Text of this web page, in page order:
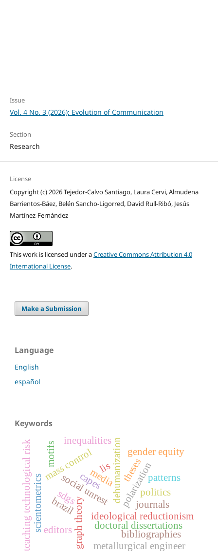
Issue
Vol. 4 No. 3 (2026): Evolution of Communication
Section
Research
License
Copyright (c) 2026 Tejedor-Calvo Santiago, Laura Cervi, Almudena
Barrientos-Báez, Belén Sancho-Ligorred, David Rull-Ribó, Jesús
Martínez-Fernández
This work is licensed under aCreative Commons Attribution 4.0
International License.
Make a Submission
Language
English
español
Keywords
polarization
social unrestdehumanization
ideological reductionism
mass control
politics
media
capes
graph theory
motifs
scientometrics doctoral dissertations
theses patterns
brazil
bibliographies
metallurgical engineer
teaching technological risk gender equity
inequalities
editors
journals
lis
sdgs